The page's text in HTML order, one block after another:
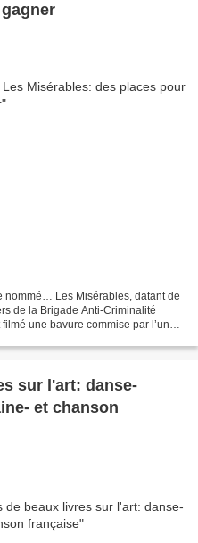
nommé… Les Misérables, datant de
de la Brigade Anti-Criminalité
une bavure commise par l’un
sur l'art: danse-
et chanson